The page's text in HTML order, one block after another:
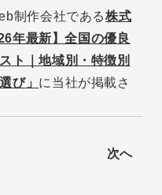
制作会社である株式
年最新】全国の優良
ト｜地域別・特徴別
び」 に当社が掲載さ
次へ